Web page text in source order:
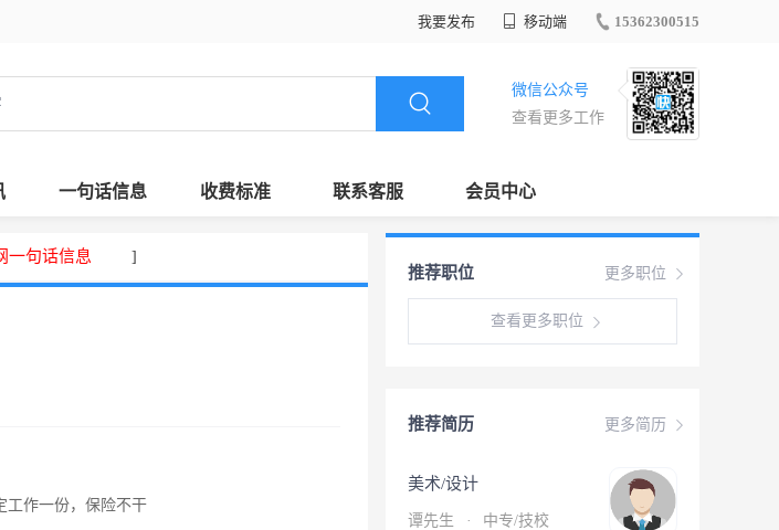
我要发布 移动端 15362300515
微信公众号
查看更多工作
一句话信息 收费标准 联系客服 会员中心
一句话信息 ]
工作一份，保险不干
更多职位
推荐职位
查看更多职位
更多简历
推荐简历
美术/设计
谭先生 · 中专/技校